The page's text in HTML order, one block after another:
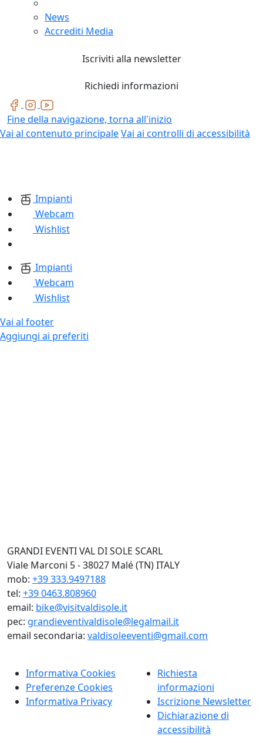
News
Accrediti Media
Iscriviti alla newsletter
Richiedi informazioni
Fine della navigazione, torna all'inizio
Vai al contenuto principaleVai ai controlli di accessibilità
Impianti
Webcam
Wishlist
Impianti
Webcam
Wishlist
Vai al footer
Aggiungi ai preferiti
GRANDI EVENTI VAL DI SOLE SCARL
Viale Marconi 5 - 38027 Malé (TN) ITALY
mob: +39 333.9497188
tel: +39 0463.808960
email: bike@visitvaldisole.it
pec: grandieventivaldisole@legalmail.it
email secondaria: valdisoleeventi@gmail.com
Informativa Cookies
Preferenze Cookies
Informativa Privacy
Richiesta
informazioni
Iscrizione Newsletter
Dichiarazione di
accessibilità